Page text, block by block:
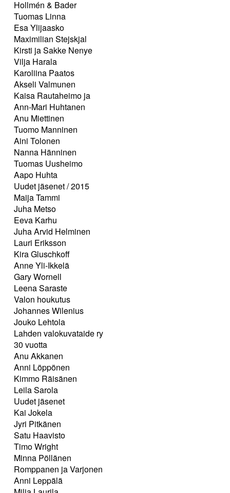
Hollmén & Bader
Tuomas Linna
Esa Ylijaasko
Maximilian Stejskjal
Kirsti ja Sakke Nenye
Vilja Harala
Karoliina Paatos
Akseli Valmunen
Kaisa Rautaheimo ja
Ann-Mari Huhtanen
Anu Miettinen
Tuomo Manninen
Aini Tolonen
Nanna Hänninen
Tuomas Uusheimo
Aapo Huhta
Uudet jäsenet / 2015
Maija Tammi
Juha Metso
Eeva Karhu
Juha Arvid Helminen
Lauri Eriksson
Kira Gluschkoff
Anne Yli-Ikkelä
Gary Wornell
Leena Saraste
Valon houkutus
Johannes Wilenius
Jouko Lehtola
Lahden valokuvataide ry
30 vuotta
Anu Akkanen
Anni Löppönen
Kimmo Räisänen
Leila Sarola
Uudet jäsenet
Kai Jokela
Jyri Pitkänen
Satu Haavisto
Timo Wright
Minna Pöllänen
Romppanen ja Varjonen
Anni Leppälä